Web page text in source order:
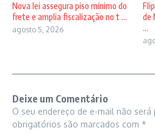
Nova lei assegura piso mínimo do
frete e amplia fiscalização no t ...
agosto 5, 2026
de
...
Deixe um Comentário
O seu endereço de e-mail não será
obrigatórios são marcados com *